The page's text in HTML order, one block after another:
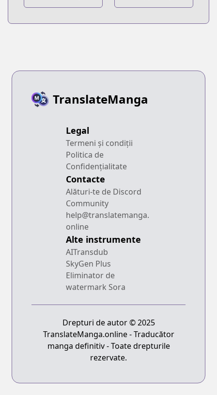
TranslateManga
Legal
Termeni și condiții
Politica de
Confidențialitate
Contacte
Alături-te de Discord
Community
help@translatemanga.
online
Alte instrumente
AITransdub
SkyGen Plus
Eliminator de
watermark Sora
Drepturi de autor © 2025
TranslateManga.online - Traducător
manga definitiv - Toate drepturile
rezervate.